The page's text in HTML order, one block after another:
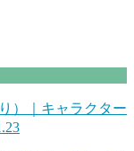
）｜キャラクター